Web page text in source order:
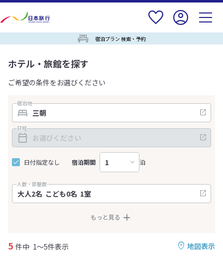
宿泊プラン 検索・予約
ホテル・旅館を探す
ご希望の条件をお選びください
宿泊地
日程
日付指定なし 宿泊期間 泊
人数・部屋数
もっと見る
地図表示
5 件中 1～5件表示